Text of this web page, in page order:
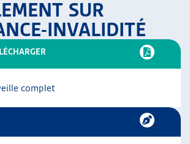
SUR
INVALIDITÉ
complet